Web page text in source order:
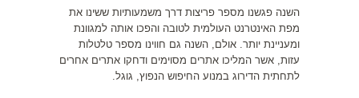
השנה פגשנו מספר פריצות דרך משמעותיות ששינו את
מפת האינטרנט העולמית לטובה והפכו אותה למגוונת
ומעניינת יותר. אולם, השנה גם חווינו מספר טלטלות
עזות, אשר המליכו אתרים מסוימים ודחקו אתרים אחרים
לתחתית הדירוג במנוע החיפוש הנפוץ, גוגל.